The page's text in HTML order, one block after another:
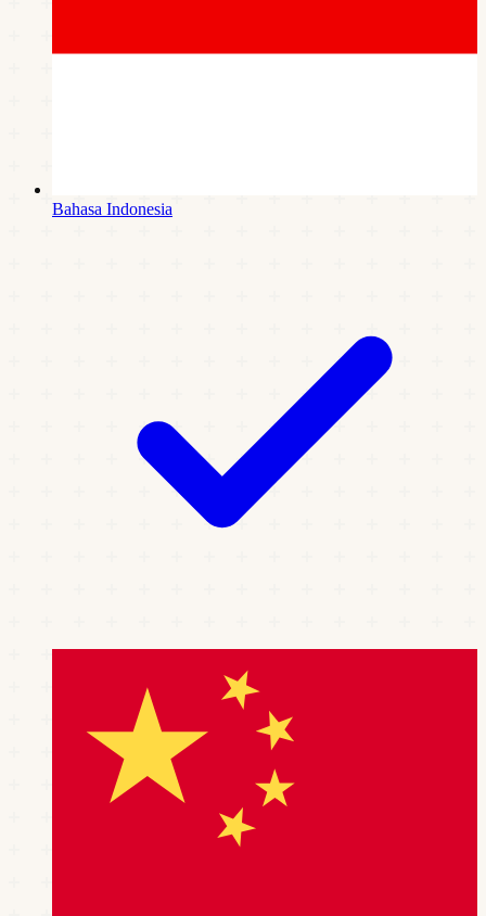
Bahasa Indonesia